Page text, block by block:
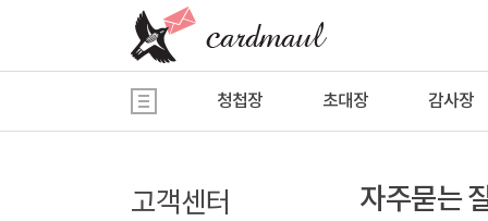
청첩장 초대장 감사장
고객센터 자주묻는